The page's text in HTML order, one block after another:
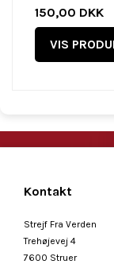
150,00 DKK
VIS
Kontakt
Strejf Fra Verden
Trehøjevej 4
7600 Struer